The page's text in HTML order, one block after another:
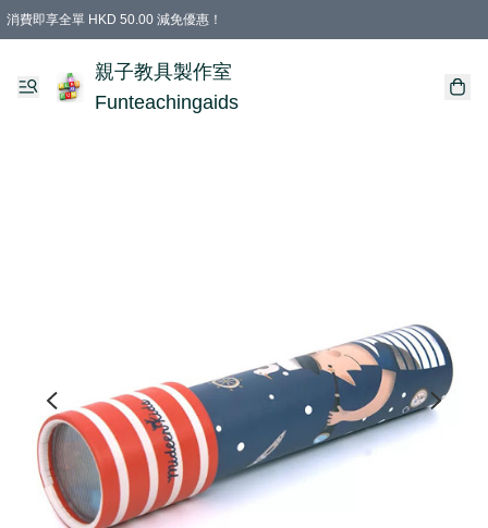
消費即享全單 HKD 50.00 減免優惠！
購物滿 HKD 699.00即享免運費優惠！（適用於 特定的送貨方式 )
凡購物滿HKD 699.00，即享免費禮品
親子教具製作室
Funteachingaids